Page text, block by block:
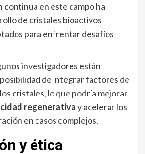
continua en este campo ha
de cristales bioactivos
para enfrentar desafíos
investigadores están
de integrar factores de
cristales, lo que podría mejorar
regenerativay acelerar los
en casos complejos.
y ética